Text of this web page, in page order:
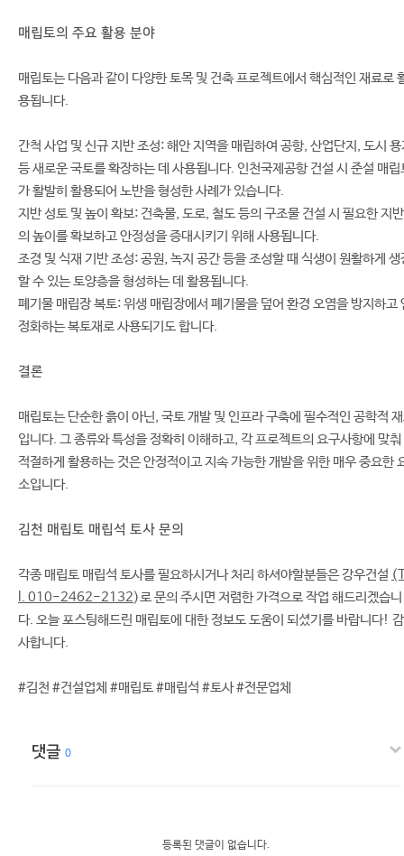
매립토의 주요 활용 분야
매립토는 다음과 같이 다양한 토목 및 건축 프로젝트에서 핵심적인 재료로
용됩니다.
간척 사업 및 신규 지반 조성: 해안 지역을 매립하여 공항, 산업단지, 도시 용
등 새로운 국토를 확장하는 데 사용됩니다. 인천국제공항 건설 시 준설 매립
가 활발히 활용되어 노반을 형성한 사례가 있습니다.
지반 성토 및 높이 확보: 건축물, 도로, 철도 등의 구조물 건설 시 필요한 지반
의 높이를 확보하고 안정성을 증대시키기 위해 사용됩니다.
조경 및 식재 기반 조성: 공원, 녹지 공간 등을 조성할 때 식생이 원활하게 생
할 수 있는 토양층을 형성하는 데 활용됩니다.
폐기물 매립장 복토: 위생 매립장에서 폐기물을 덮어 환경 오염을 방지하고
정화하는 복토재로 사용되기도 합니다.
결론
매립토는 단순한 흙이 아닌, 국토 개발 및 인프라 구축에 필수적인 공학적
입니다. 그 종류와 특성을 정확히 이해하고, 각 프로젝트의 요구사항에 맞춰
적절하게 활용하는 것은 안정적이고 지속 가능한 개발을 위한 매우 중요한
소입니다.
김천 매립토 매립석 토사 문의
각종 매립토 매립석 토사를 필요하시거나 처리 하셔야할분들은 강우건설
l. 010-2462-2132)로 문의 주시면 저렴한 가격으로 작업 해드리겠습니
다. 오늘 포스팅해드린 매립토에 대한 정보도 도움이 되셨기를 바랍니다! 감
사합니다.
#김천 #건설업체 #매립토 #매립석 #토사 #전문업체
댓글 0
등록된 댓글이 없습니다.